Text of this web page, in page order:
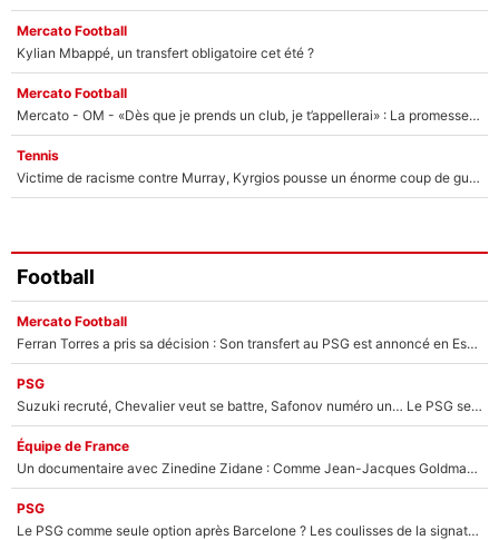
Mercato Football
Kylian Mbappé, un transfert obligatoire cet été ?
Mercato Football
Mercato - OM - «Dès que je prends un club, je t’appellerai» : La promesse de Marcelino au moment de claquer la porte
Tennis
Victime de racisme contre Murray, Kyrgios pousse un énorme coup de gueule !
Football
Mercato Football
Ferran Torres a pris sa décision : Son transfert au PSG est annoncé en Espagne !
PSG
Suzuki recruté, Chevalier veut se battre, Safonov numéro un… Le PSG se lance encore dans un gros chantier pour le poste de gardien de but
Équipe de France
Un documentaire avec Zinedine Zidane : Comme Jean-Jacques Goldman et Mylène Farmer, le nouveau sélectionneur de l'équipe de France a recalé une journaliste très connue
PSG
Le PSG comme seule option après Barcelone ? Les coulisses de la signature historique de Lionel Messi sont révélées au grand jour !